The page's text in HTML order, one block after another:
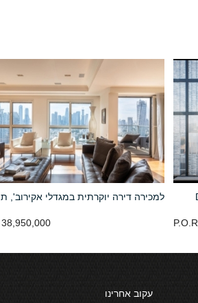
למכירה דירה יוקרתית במגדלי אקירוב', ת
38,950,000 NIS P.O.R
עקוב אחרינו